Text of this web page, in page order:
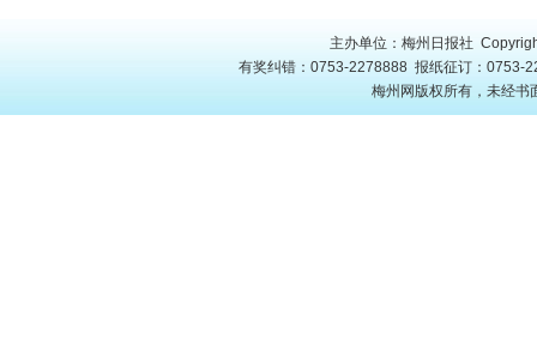
主办单位：梅州日报社
有奖纠错：0753-2278888 报纸征订：0753-
梅州网版权所有，未经